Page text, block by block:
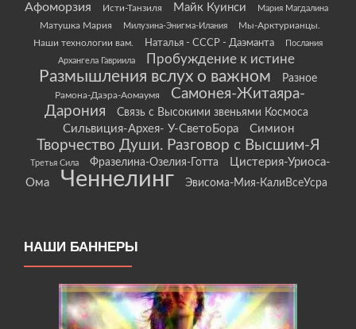
Афоморзия
Исти-Танзиля Майк Куинси Мария Магдалина
Матушка Мария Милузина-Энигма-Илания
Мы-Арктурианцы.
Наши технологии вам.
Наталья - СССР - Даэманта
Послания
Архангела Гавриила
Пробуждение к истине
Размышления вслух о важном Разное
Рамона-Даэра-Аомаумя
Самонея-Житаяра-
Дарония
Связь с Высокими звеньями Космоса
Сильвиция-Архея- У-СветоБора Симион
Творчество Души. Разговор с Высшим-Я
Третья Сила Фразелина-Озелия-Готта
Цистерия-Уриоса-
Ома
Ченнелинг Эвисома-Мия-КалиВсеУсра
НАШИ БАННЕРЫ